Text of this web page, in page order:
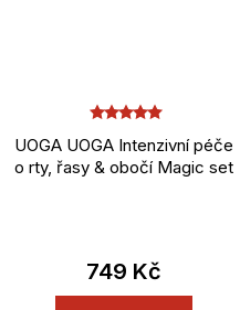
UOGA UOGA Intenzivní péče
o rty, řasy & obočí Magic set
749 Kč